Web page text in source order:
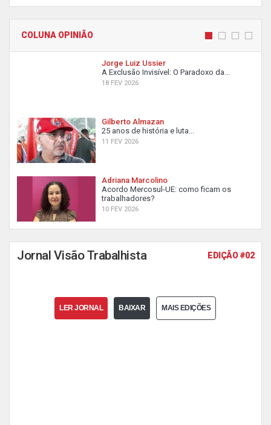
COLUNA OPINIÃO
Jorge Luiz Ussier
A Exclusão Invisível: O Paradoxo da...
18 FEV 2026
Gilberto Almazan
25 anos de história e luta...
11 FEV 2026
Adriana Marcolino
Acordo Mercosul-UE: como ficam os
trabalhadores?
10 FEV 2026
Jornal Visão Trabalhista EDIÇÃO #02
LER JORNAL BAIXAR MAIS EDIÇÕES